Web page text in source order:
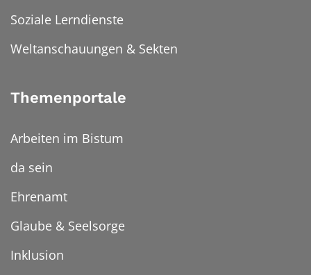
Soziale Lerndienste
Weltanschauungen & Sekten
Themenportale
Arbeiten im Bistum
da sein
Ehrenamt
Glaube & Seelsorge
Inklusion